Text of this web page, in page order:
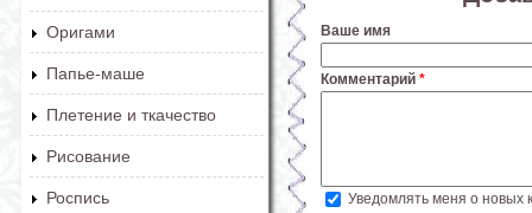
Оригами
Папье-маше
Плетение и ткачество
Рисование
Роспись
Ваше имя
Комментарий *
Уведомлять меня о новых